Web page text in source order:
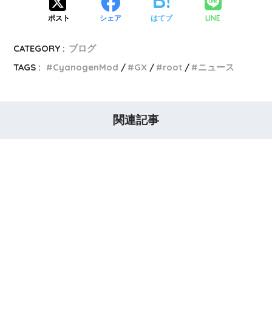
ポスト シェア はてブ LINE
CATEGORY : ブログ
TAGS :
CyanogenMod GX root ニュース
関連記事